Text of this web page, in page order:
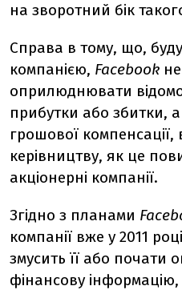
на зворотний бік
Справа в тому, що,
компанією, Facebook
оприлюднювати
прибутки або збитки,
грошової
керівництву, як це
акціонерні компанії.
Згідно з планами
компанії вже у 2011
змусить її або
фінансову